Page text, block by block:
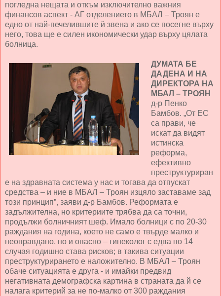
погледна нещата и откъм изключително важния
финансов аспект - АГ отделението в МБАЛ – Троян е
едно от най-печелившите й звена и ако се посегне върху
него, това ще е силен икономически удар върху цялата
болница.
ДУМАТА БЕ
ДАДЕНА И НА
ДИРЕКТОРА НА
МБАЛ – ТРОЯН
д-р Пенко
Бамбов. „От ЕС
са прави, че
искат да видят
истинска
реформа,
ефективно
преструктуриран
е на здравната система у нас и тогава да отпускат
средства – и ние в МБАЛ – Троян изцяло заставаме зад
този принцип”, заяви д-р Бамбов. Реформата е
задължителна, но критериите трябва да са точни,
продължи болничният шеф. Имало болници с по 20-30
раждания на година, което не само е твърде малко и
неоправдано, но и опасно – гинеколог с едва по 14
случая годишно става рисков; в такива ситуации
преструктурирането е наложително. В МБАЛ – Троян
обаче ситуацията е друга - и имайки предвид
негативната демографска картина в страната да й се
налага критерий за не по-малко от 300 раждания